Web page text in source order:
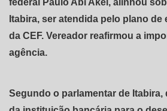
federal Paulo Abi Akel, alinhou
Itabira, ser atendida pelo plano de
da CEF. Vereador reafirmou a
agência.
Segundo o parlamentar de Itabira,